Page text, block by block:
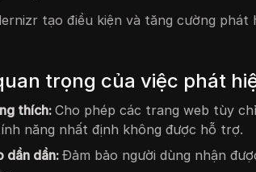
tạo điều kiện và tăng cường
trọng của việc phát
thích: Cho phép các trang web tùy
năng nhất định không được hỗ trợ.
dần dần: Đảm bảo người dùng nhận